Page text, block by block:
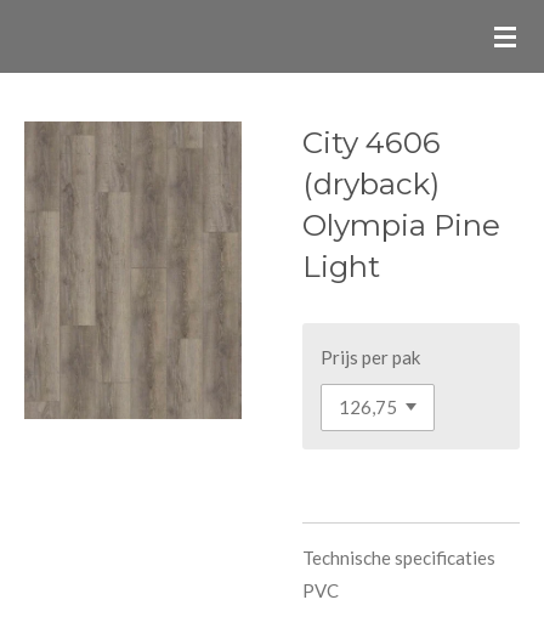
de
hoofdinhoud
City 4606
(dryback)
Olympia Pine
Light
Prijs per pak
Technische specificaties
PVC